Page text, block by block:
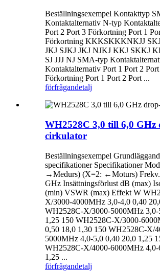
Beställningsexempel Kontakttyp
Kontaktalternativ N-typ
Port 2 Port 3 Förkortning Port 1
Förkortning KKKSKKKNKJJ
JKJ SJKJ JKJ NJKJ KKJ SKKJ
SJ JJJ NJ SMA-typ
Kontaktalternativ Port 1 Port 2
Förkortning Port 1 Port 2 Port ...
förfrågandetalj
WH2528C 3,0 till 6,0 GHz
cirkulator
Beställningsexempel
specifikationer Specifikationer
→Medurs) (X=2: ←Moturs) Frekv.
GHz Insättningsförlust dB (max)
(min) VSWR (max) Effekt W
X/3000-4000MHz 3,0-4,0 0,40
WH2528C-X/3000-5000MHz 3,0-
1,25 150 WH2528C-X/3000-
0,50 18,0 1,30 150 WH2528C-X/
5000MHz 4,0-5,0 0,40 20,0 1,25
WH2528C-X/4000-6000MHz 4,0-
1,25 ...
förfrågandetalj